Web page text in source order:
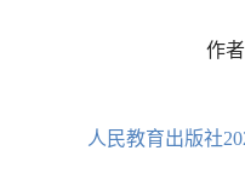
作
人民教育出版社